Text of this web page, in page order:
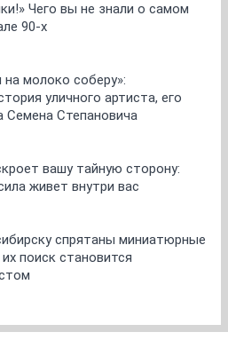
Чего вы не знали о самом
90-х
молоко соберу»:
уличного артиста, его
Семена Степановича
вашу тайную сторону:
живет внутри вас
спрятаны миниатюрные
поиск становится